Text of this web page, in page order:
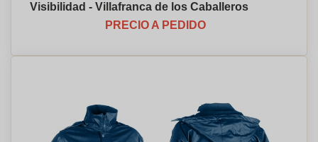
Visibilidad - Villafranca de los Caballeros
PRECIO A PEDIDO